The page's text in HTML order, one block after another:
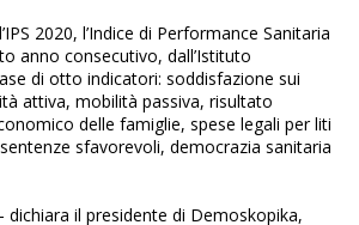
2020, l’Indice di Performance Sanitaria
anno consecutivo, dall’Istituto
di otto indicatori: soddisfazione sui
attiva, mobilità passiva, risultato
delle famiglie, spese legali per liti
sfavorevoli, democrazia sanitaria
dichiara il presidente di Demoskopika,